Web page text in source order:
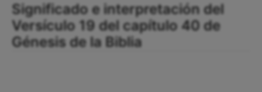
Significado e interpretación del
Versículo 19 del capítulo 40 de
Génesis de la Biblia